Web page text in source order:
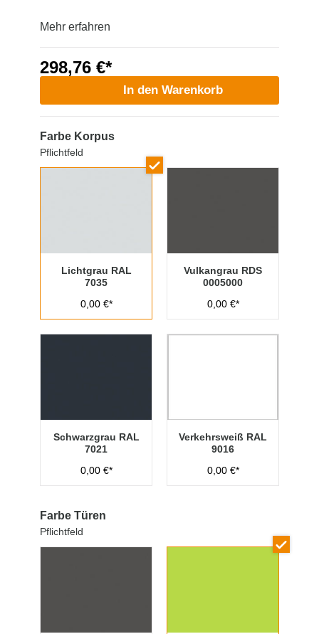
Mehr erfahren
298,76 €*
In den Warenkorb
Farbe Korpus
Pflichtfeld
Lichtgrau RAL
7035
0,00 €*
Vulkangrau RDS
0005000
0,00 €*
Schwarzgrau RAL
7021
0,00 €*
Verkehrsweiß RAL
9016
0,00 €*
Farbe Türen
Pflichtfeld